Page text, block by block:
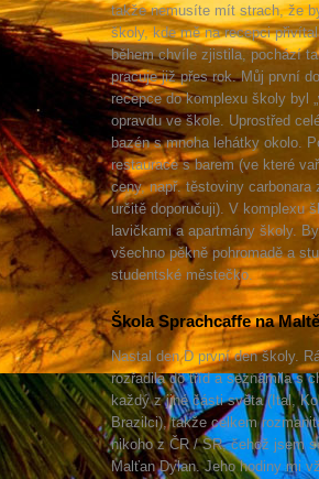
takže nemusíte mít strach, že
školy, kde mě na recepci
během chvíle zjistila, pochází
pracuje již přes rok. Můj první
recepce do komplexu školy byl
opravdu ve škole. Uprostřed
bazén s mnoha lehátky okolo.
restaurace s barem (ve které
ceny, např. těstoviny carbonara
určitě doporučuji). V komplexu
lavičkami a apartmány školy.
všechno pěkně pohromadě a
studentské městečko.
Škola Sprachcaffe na Maltě
Nastal den D první den školy.
rozřadila do tříd a seznámila s
každý z jiné části světa (Ital,
Brazilci), takže celkem
nikoho z ČR / SR, čehož jsem
Malťan Dylan. Jeho hodiny mi